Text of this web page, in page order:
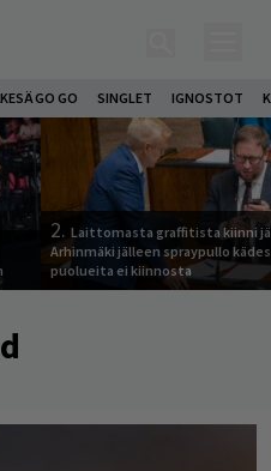
GO GO SINGLET IGNOSTOT
2. Laittomasta graffitista kiinni
Arhinmäki jälleen spraypullo
puolueita ei kiinnosta